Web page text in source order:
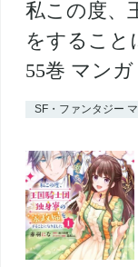
私この度、
をすること
55巻 マンガ
SF・ファンタジー